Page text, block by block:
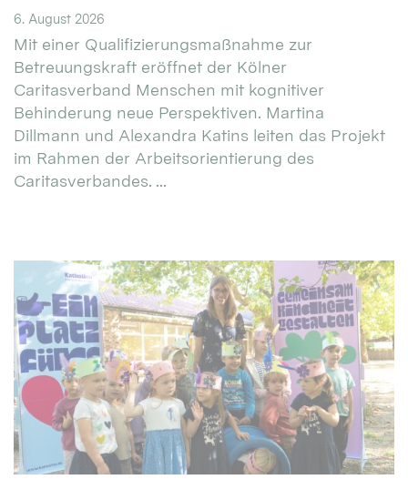
6. August 2026
Mit einer Qualifizierungsmaßnahme zur
Betreuungskraft eröffnet der Kölner
Caritasverband Menschen mit kognitiver
Behinderung neue Perspektiven. Martina
Dillmann und Alexandra Katins leiten das Projekt
im Rahmen der Arbeitsorientierung des
Caritasverbandes. ...